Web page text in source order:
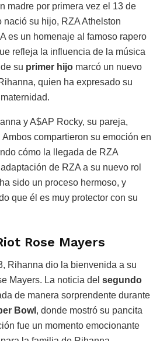
madre por primera vez el 13 de
nació su hijo, RZA Athelston
es un homenaje al famoso rapero
refleja la influencia de la música
su primer hijo marcó un nuevo
quien ha expresado su
y A$AP Rocky, su pareja,
compartieron su emoción en
cómo la llegada de RZA
de RZA a su nuevo rol
sido un proceso hermoso, y
que él es muy protector con su
Rose Mayers
Rihanna dio la bienvenida a su
Mayers. La noticia del segundo
de manera sorprendente durante
Bowl , donde mostró su pancita
fue un momento emocionante